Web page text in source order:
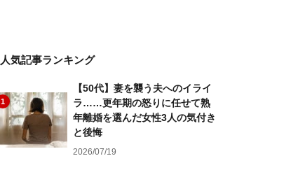
人気記事ランキング
1
【50代】妻を襲う夫へのイライ
ラ……更年期の怒りに任せて熟
年離婚を選んだ女性3人の気付き
と後悔
2026/07/19